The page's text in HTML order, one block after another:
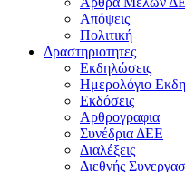
Απόψεις
Πολιτική
Δραστηριοτητες
Εκδηλώσεις
Ημερολόγιο
Εκδόσεις
Αρθρογραφια
Συνέδρια ΔΕΕ
Διαλέξεις
Διεθνής